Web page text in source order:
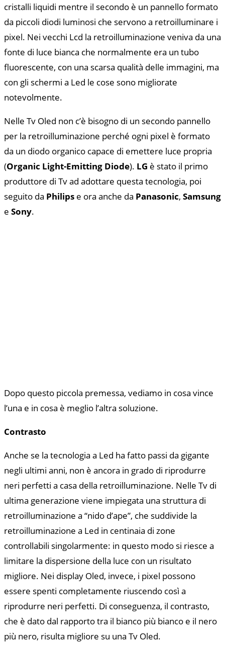
cristalli liquidi mentre il secondo è un pannello formato
da piccoli diodi luminosi che servono a retroilluminare i
pixel. Nei vecchi Lcd la retroilluminazione veniva da una
fonte di luce bianca che normalmente era un tubo
fluorescente, con una scarsa qualità delle immagini, ma
con gli schermi a Led le cose sono migliorate
notevolmente.
Nelle Tv Oled non c’è bisogno di un secondo pannello
per la retroilluminazione perché ogni pixel è formato
da un diodo organico capace di emettere luce propria
(Organic Light-Emitting Diode). LG è stato il primo
produttore di Tv ad adottare questa tecnologia, poi
seguito da Philips e ora anche da Panasonic, Samsung
e Sony.
Dopo questo piccola premessa, vediamo in cosa vince
l’una e in cosa è meglio l’altra soluzione.
Contrasto
Anche se la tecnologia a Led ha fatto passi da gigante
negli ultimi anni, non è ancora in grado di riprodurre
neri perfetti a casa della retroilluminazione. Nelle Tv di
ultima generazione viene impiegata una struttura di
retroilluminazione a “nido d’ape”, che suddivide la
retroilluminazione a Led in centinaia di zone
controllabili singolarmente: in questo modo si riesce a
limitare la dispersione della luce con un risultato
migliore. Nei display Oled, invece, i pixel possono
essere spenti completamente riuscendo così a
riprodurre neri perfetti. Di conseguenza, il contrasto,
che è dato dal rapporto tra il bianco più bianco e il nero
più nero, risulta migliore su una Tv Oled.